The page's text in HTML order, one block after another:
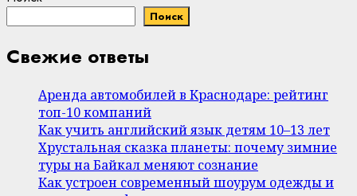
Поиск
Свежие ответы
Аренда автомобилей в Краснодаре: рейтинг
топ-10 компаний
Как учить английский язык детям 10–13 лет
Хрустальная сказка планеты: почему зимние
туры на Байкал меняют сознание
Как устроен современный шоурум одежды и